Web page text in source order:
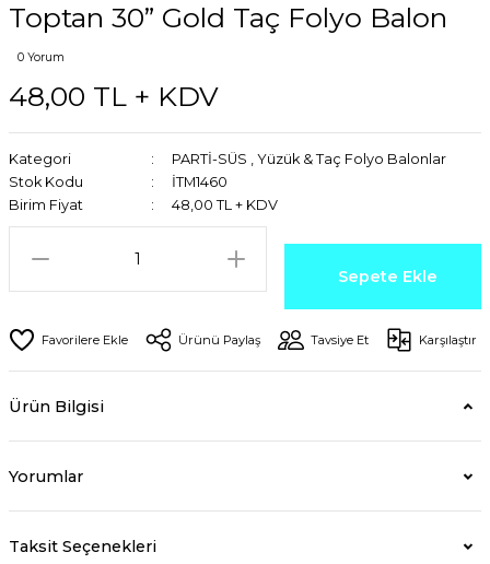
Toptan 30” Gold Taç Folyo Balon
0 Yorum
48,00 TL + KDV
Kategori PARTİ-SÜS , Yüzük & Taç Folyo Balonlar
Stok Kodu
İTM1460
Birim Fiyat
48,00 TL + KDV
Sepete Ekle
Ürünü Paylaş Tavsiye Et Karşılaştır
Ürün Bilgisi
Yorumlar
Taksit Seçenekleri